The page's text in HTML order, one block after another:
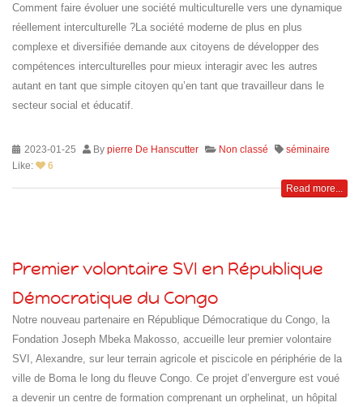
Comment faire évoluer une société multiculturelle vers une dynamique
réellement interculturelle ?La société moderne de plus en plus
complexe et diversifiée demande aux citoyens de développer des
compétences interculturelles pour mieux interagir avec les autres
autant en tant que simple citoyen qu’en tant que travailleur dans le
secteur social et éducatif.
2023-01-25 Bypierre De Hanscutter Non classé
séminaire
Like:
6
Read more...
Premier volontaire SVI en République
Démocratique du Congo
Notre nouveau partenaire en République Démocratique du Congo, la
Fondation Joseph Mbeka Makosso, accueille leur premier volontaire
SVI, Alexandre, sur leur terrain agricole et piscicole en périphérie de la
ville de Boma le long du fleuve Congo. Ce projet d’envergure est voué
a devenir un centre de formation comprenant un orphelinat, un hôpital
Russie
Pérou
Chine
Groupe
SVE